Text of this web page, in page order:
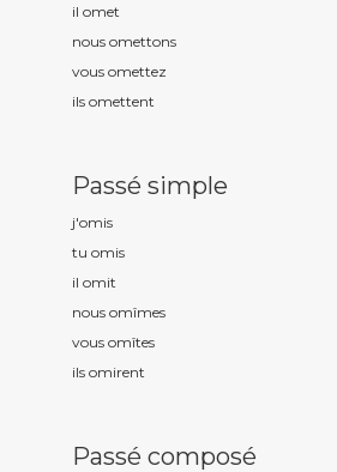
il omet
nous omettons
vous omettez
ils omettent
Passé simple
j'omis
tu omis
il omit
nous omîmes
vous omîtes
ils omirent
Passé composé